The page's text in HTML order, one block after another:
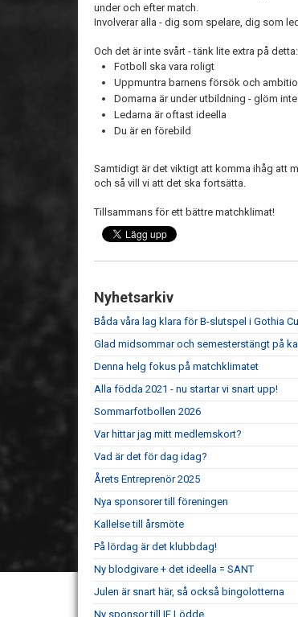
under och efter match.
Involverar alla - dig som spelare, dig som
Och det är inte svårt - tänk lite extra på detta:
Fotboll ska vara roligt
Uppmuntra barnens försök och
Domarna är under utbildning - glöm
Ledarna är oftast ideella
Du är en förebild
Samtidigt är det viktigt att komma ihåg att
och så vill vi att det ska fortsätta.
Tillsammans för ett bättre matchklimat!
Nyhetsarkiv
Båda våra lag klara för B-slutspel i Gothia
Glad midsommar och semesterstängt på
Denna helg fokus på matchklimatet
Alla födda 2021 - nu startar vi snart upp!
Sommarfotbollen 2026
Var hittar jag mitt medlemskort?
Vad är det för dag idag?
Årets Entreprenör 2025
Nya sponsorer till föreningen
Kallelse till årsmöte
På lördag är det klubbdag!
Ny blodgivare + det ideella = SANT
Julen är snart här, så också bingolotterna
Ny sponsor till IF Lödde